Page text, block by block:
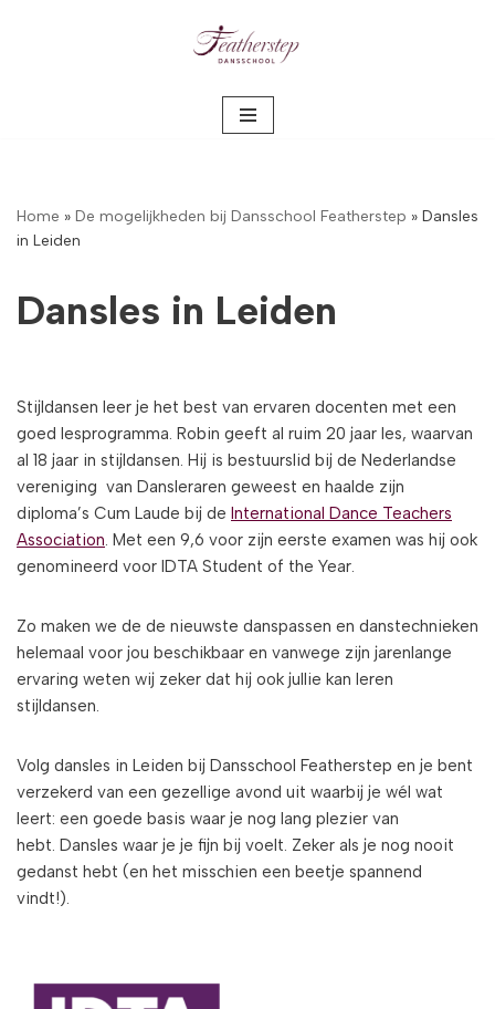
Home » De mogelijkheden bij Dansschool Featherstep » Dansles
in Leiden
Dansles in Leiden
Stijldansen leer je het best van ervaren docenten met een
goed lesprogramma. Robin geeft al ruim 20 jaar les, waarvan
al 18 jaar in stijldansen. Hij is bestuurslid bij de Nederlandse
vereniging van Dansleraren geweest en haalde zijn
diploma’s Cum Laude bij de International Dance Teachers
Association. Met een 9,6 voor zijn eerste examen was hij ook
genomineerd voor IDTA Student of the Year.
Zo maken we de de nieuwste danspassen en danstechnieken
helemaal voor jou beschikbaar en vanwege zijn jarenlange
ervaring weten wij zeker dat hij ook jullie kan leren
stijldansen.
Volg dansles in Leiden bij Dansschool Featherstep en je bent
verzekerd van een gezellige avond uit waarbij je wél wat
leert: een goede basis waar je nog lang plezier van
hebt. Dansles waar je je fijn bij voelt. Zeker als je nog nooit
gedanst hebt (en het misschien een beetje spannend
vindt!).